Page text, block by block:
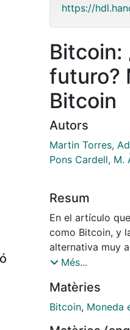
https://
Bitcoin:
futuro?
Bitcoin
Autors
Martin Torres,
Pons Cardell, M.
Resum
En el artículo
como Bitcoin, y
alternativa muy
actual. Aunque
muy
ventajas
Més...
Matèries
Bitcoin, Moneda